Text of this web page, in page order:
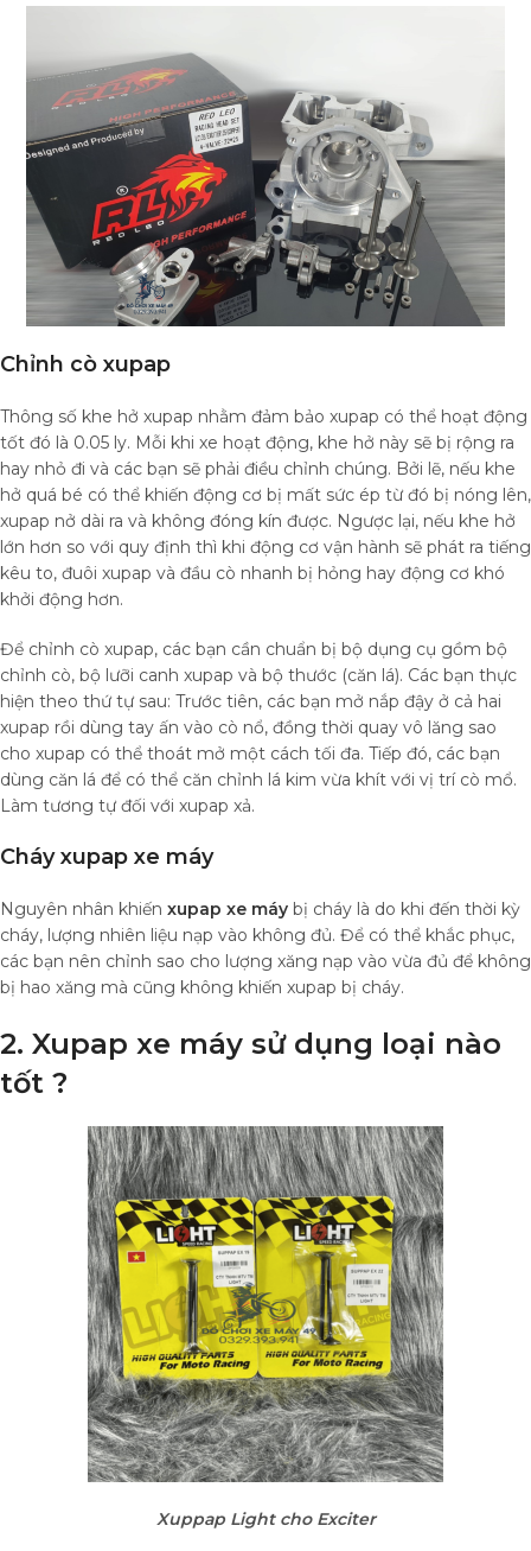
Chỉnh cò xupap
Thông số khe hở xupap nhằm đảm bảo xupap có thể hoạt động
tốt đó là 0.05 ly. Mỗi khi xe hoạt động, khe hở này sẽ bị rộng ra
hay nhỏ đi và các bạn sẽ phải điều chỉnh chúng. Bởi lẽ, nếu khe
hở quá bé có thể khiến động cơ bị mất sức ép từ đó bị nóng lên,
xupap nở dài ra và không đóng kín được. Ngược lại, nếu khe hở
lớn hơn so với quy định thì khi động cơ vận hành sẽ phát ra tiếng
kêu to, đuôi xupap và đầu cò nhanh bị hỏng hay động cơ khó
khởi động hơn.
Để chỉnh cò xupap, các bạn cần chuẩn bị bộ dụng cụ gồm bộ
chỉnh cò, bộ lưỡi canh xupap và bộ thước (căn lá). Các bạn thực
hiện theo thứ tự sau: Trước tiên, các bạn mở nắp đậy ở cả hai
xupap rồi dùng tay ấn vào cò nổ, đồng thời quay vô lăng sao
cho xupap có thể thoát mở một cách tối đa. Tiếp đó, các bạn
dùng căn lá để có thể căn chỉnh lá kim vừa khít với vị trí cò mổ.
Làm tương tự đối với xupap xả.
Cháy xupap xe máy
Nguyên nhân khiến xupap xe máy bị cháy là do khi đến thời kỳ
cháy, lượng nhiên liệu nạp vào không đủ. Để có thể khắc phục,
các bạn nên chỉnh sao cho lượng xăng nạp vào vừa đủ để không
bị hao xăng mà cũng không khiến xupap bị cháy.
2. Xupap xe máy sử dụng loại nào
tốt ?
Xuppap Light cho Exciter